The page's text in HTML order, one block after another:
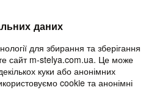
даних
для збирання та зберігання
сайт m-stelya.com.ua. Це може
куки або анонімних
cookie та анонімні